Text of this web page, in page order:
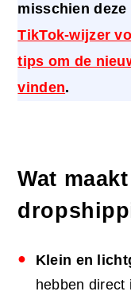
misschien
TikTok-wijzer
tips om de
vinden.
Wat
Klein en
hebben direct